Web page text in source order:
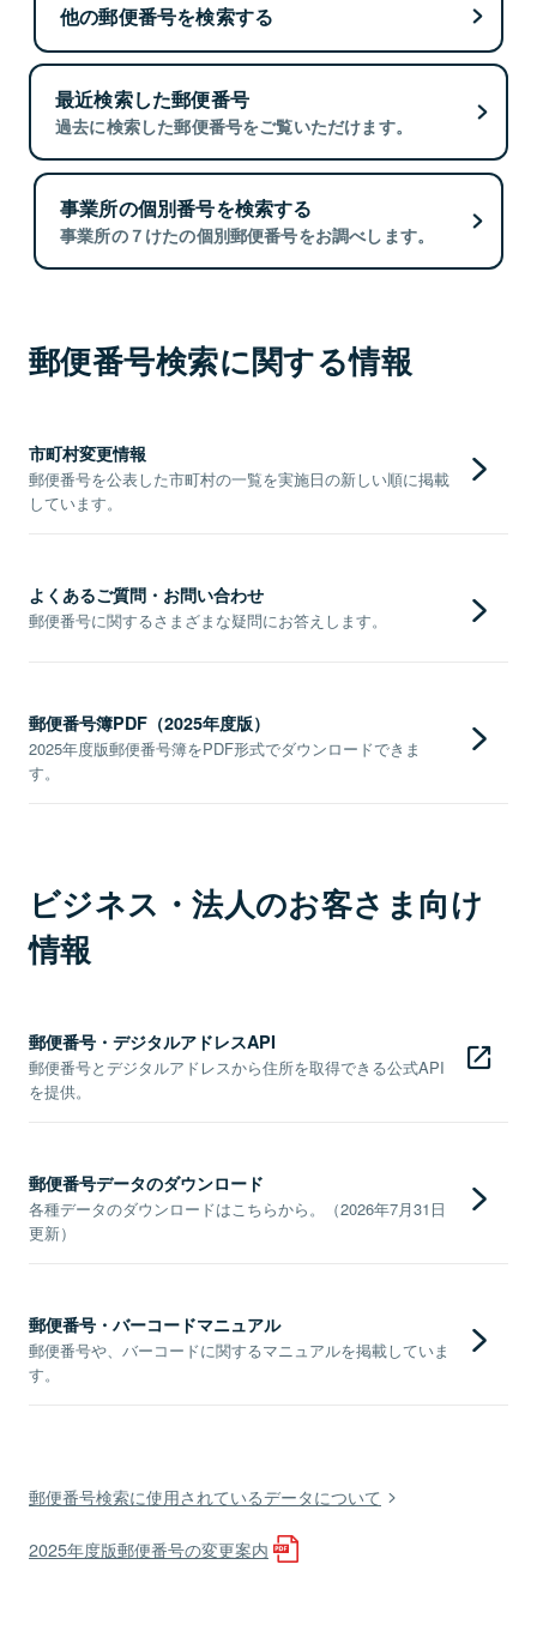
他の郵便番号を検索する
最近検索した郵便番号
過去に検索した郵便番号をご覧いただけます。
事業所の個別番号を検索する
事業所の７けたの個別郵便番号をお調べします。
郵便番号検索に関する情報
市町村変更情報
郵便番号を公表した市町村の一覧を実施日の新しい順に掲載
しています。
よくあるご質問・お問い合わせ
郵便番号に関するさまざまな疑問にお答えします。
郵便番号簿PDF（2025年度版）
2025年度版郵便番号簿をPDF形式でダウンロードできま
す。
ビジネス・法人のお客さま向け
情報
郵便番号・デジタルアドレスAPI
郵便番号とデジタルアドレスから住所を取得できる公式API
を提供。
郵便番号データのダウンロード
各種データのダウンロードはこちらから。（2026年7月31日
更新）
郵便番号・バーコードマニュアル
郵便番号や、バーコードに関するマニュアルを掲載していま
す。
郵便番号検索に使用されているデータについて
2025年度版郵便番号の変更案内